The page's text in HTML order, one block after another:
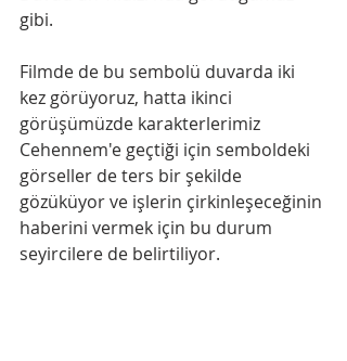
gibi.
Filmde de bu sembolü duvarda iki
kez görüyoruz, hatta ikinci
görüşümüzde karakterlerimiz
Cehennem'e geçtiği için semboldeki
görseller de ters bir şekilde
gözüküyor ve işlerin çirkinleşeceğinin
haberini vermek için bu durum
seyircilere de belirtiliyor.